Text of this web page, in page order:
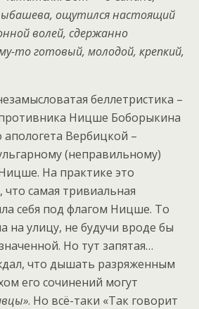
ощутился настоящий
волей, сдержанно
то готовый, молодой, крепкий,
беллетристика –
Ницше Боборыкина
апологета Вербицкой –
(неправильному)
На практике это
самая тривиальная
себя под флагом Ницше. То
на улицу, не будучи вроде бы
Но тут запятая…
что дышать разряженным
его сочинений могут
. Но всё-таки «Так говорит